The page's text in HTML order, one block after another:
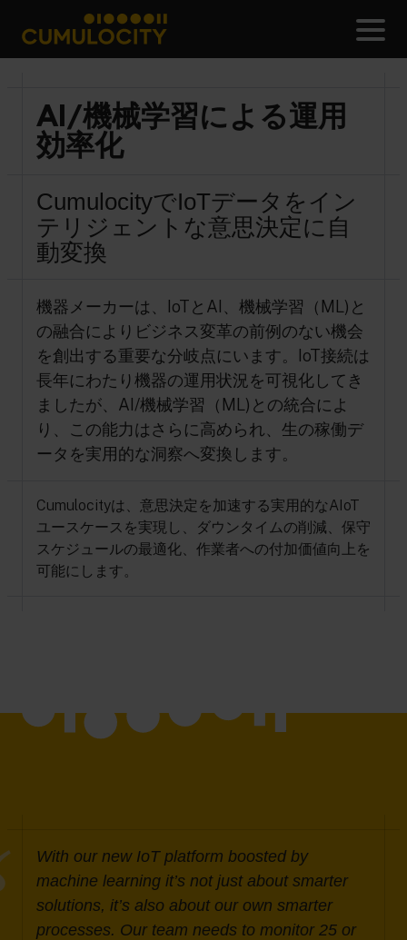
CUMULOCITY
AI/機械学習による運用
効率化
CumulocityでIoTデータをイン
テリジェントな意思決定に自
動変換
機器メーカーは、IoTとAI、機械学習（ML)と
の融合によりビジネス変革の前例のない機会
を創出する重要な分岐点にいます。IoT接続は
長年にわたり機器の運用状況を可視化してき
ましたが、AI/機械学習（ML)との統合によ
り、この能力はさらに高められ、生の稼働デ
ータを実用的な洞察へ変換します。
Cumulocityは、意思決定を加速する実用的なAIoT
ユースケースを実現し、ダウンタイムの削減、保守
スケジュールの最適化、作業者への付加価値向上を
可能にします。
With our new IoT platform boosted by
machine learning it’s not just about smarter
solutions, it’s also about our own smarter
processes. Our team needs to monitor 25 or